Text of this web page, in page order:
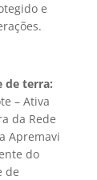
e
de terra:
– Ativa
da Rede
Apremavi
do
de